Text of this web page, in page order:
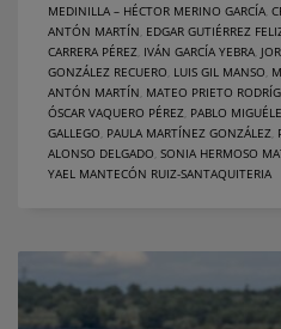
MEDINILLA – HÉCTOR MERINO GARCÍA
ANTÓN MARTÍN EDGAR GUTIÉRREZ
CARRERA PÉREZ IVÁN GARCÍA YEBRA
GONZÁLEZ RECUERO LUIS GIL MANSO
ANTÓN MARTÍN MATEO PRIETO
ÓSCAR VAQUERO PÉREZ PABLO
GALLEGO PAULA MARTÍNEZ GONZÁLEZ
ALONSO DELGADO SONIA HERMOSO
YAEL MANTECÓN RUIZ-SANTAQUITERIA